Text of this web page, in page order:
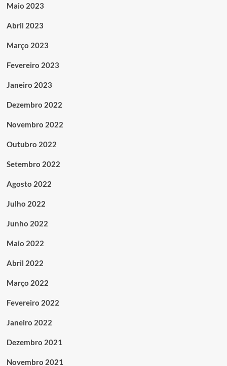
Maio 2023
Abril 2023
Março 2023
Fevereiro 2023
Janeiro 2023
Dezembro 2022
Novembro 2022
Outubro 2022
Setembro 2022
Agosto 2022
Julho 2022
Junho 2022
Maio 2022
Abril 2022
Março 2022
Fevereiro 2022
Janeiro 2022
Dezembro 2021
Novembro 2021